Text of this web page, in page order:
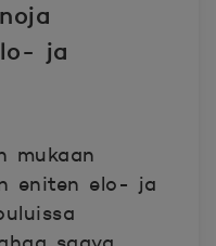
ja
mukaan
eniten elo- ja